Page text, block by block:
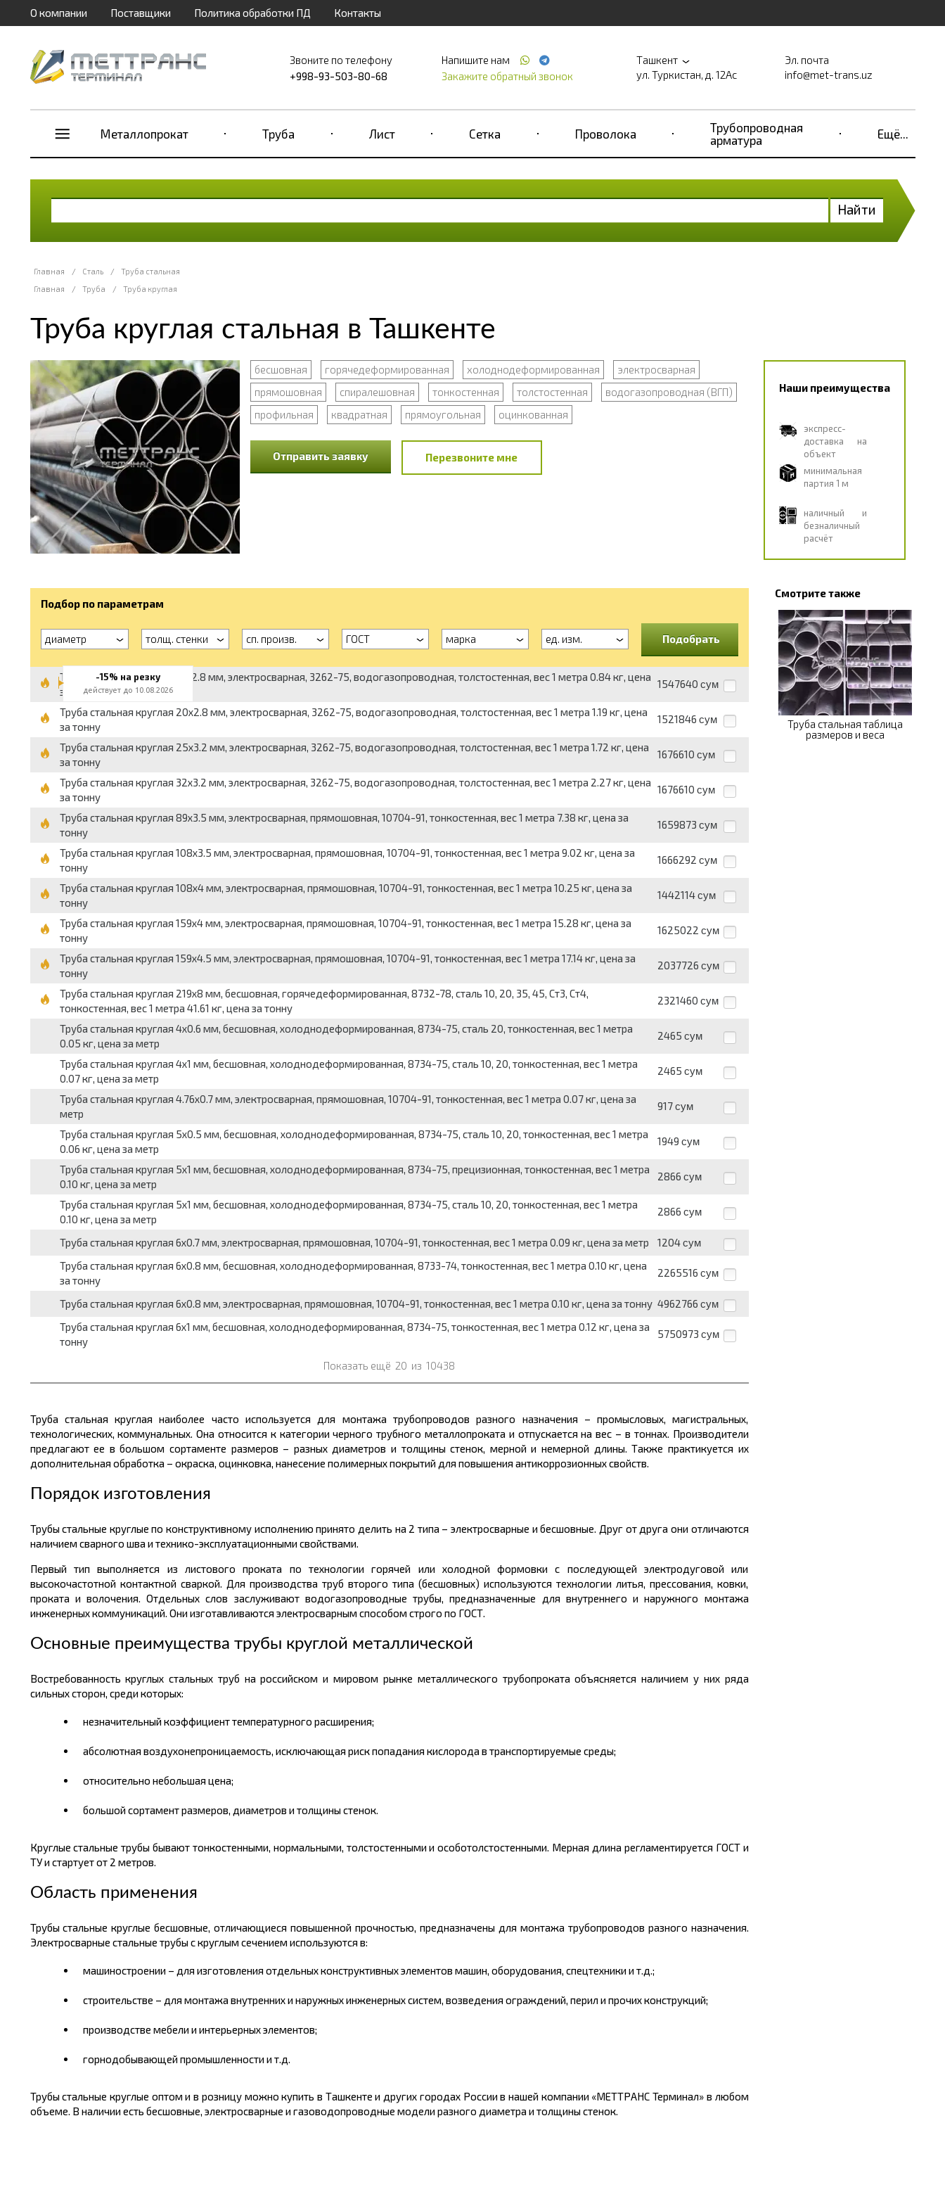
О компании Поставщики Политика обработки ПД Контакты
Звоните по телефону
+998-93-503-80-68
Напишите нам
Закажите обратный звонок
Ташкент
ул. Туркистан, д. 12Ас
Эл. почта
info@met-trans.uz
Металлопрокат Труба Лист Сетка Проволока
Трубопроводная
арматура
Ещё...
Найти
Главная / Сталь /
Труба стальная
Главная
/ Труба / Труба круглая
Труба круглая стальная в Ташкенте
бесшовная горячедеформированная холоднодеформированная
электросварная
прямошовная
спиралешовная тонкостенная толстостенная
водогазопроводная (ВГП)
профильная
квадратная прямоугольная оцинкованная
Отправить заявку Перезвоните мне
Наши преимущества
экспресс-
доставка на
объект
минимальная
партия 1 м
наличный и
безналичный
расчёт
Подбор по параметрам
диаметр толщ. стенки сп. произв. ГОСТ марка ед. изм. Подобрать
Труба стальная круглая 15x2.8 мм, электросварная, 3262-75, водогазопроводная, толстостенная, вес 1 метра 0.84 кг, цена
за тонну
1547640 сум
Труба стальная круглая 20x2.8 мм, электросварная, 3262-75, водогазопроводная, толстостенная, вес 1 метра 1.19 кг, цена
за тонну
1521846 сум
Труба стальная круглая 25x3.2 мм, электросварная, 3262-75, водогазопроводная, толстостенная, вес 1 метра 1.72 кг, цена
за тонну
1676610 сум
Труба стальная круглая 32x3.2 мм, электросварная, 3262-75, водогазопроводная, толстостенная, вес 1 метра 2.27 кг, цена
за тонну
1676610 сум
Труба стальная круглая 89x3.5 мм, электросварная, прямошовная, 10704-91, тонкостенная, вес 1 метра 7.38 кг, цена за
тонну
1659873 сум
Труба стальная круглая 108x3.5 мм, электросварная, прямошовная, 10704-91, тонкостенная, вес 1 метра 9.02 кг, цена за
тонну
1666292 сум
Труба стальная круглая 108x4 мм, электросварная, прямошовная, 10704-91, тонкостенная, вес 1 метра 10.25 кг, цена за
тонну
1442114 сум
Труба стальная круглая 159x4 мм, электросварная, прямошовная, 10704-91, тонкостенная, вес 1 метра 15.28 кг, цена за
тонну
1625022 сум
Труба стальная круглая 159x4.5 мм, электросварная, прямошовная, 10704-91, тонкостенная, вес 1 метра 17.14 кг, цена за
тонну
2037726 сум
Труба стальная круглая 219x8 мм, бесшовная, горячедеформированная, 8732-78, сталь 10, 20, 35, 45, Ст3, Ст4,
тонкостенная, вес 1 метра 41.61 кг, цена за тонну
2321460 сум
Труба стальная круглая 4x0.6 мм, бесшовная, холоднодеформированная, 8734-75, сталь 20, тонкостенная, вес 1 метра
0.05 кг, цена за метр
2465 сум
Труба стальная круглая 4x1 мм, бесшовная, холоднодеформированная, 8734-75, сталь 10, 20, тонкостенная, вес 1 метра
0.07 кг, цена за метр
2465 сум
Труба стальная круглая 4.76x0.7 мм, электросварная, прямошовная, 10704-91, тонкостенная, вес 1 метра 0.07 кг, цена за
метр
917 сум
Труба стальная круглая 5x0.5 мм, бесшовная, холоднодеформированная, 8734-75, сталь 10, 20, тонкостенная, вес 1 метра
0.06 кг, цена за метр
1949 сум
Труба стальная круглая 5x1 мм, бесшовная, холоднодеформированная, 8734-75, прецизионная, тонкостенная, вес 1 метра
0.10 кг, цена за метр
2866 сум
Труба стальная круглая 5x1 мм, бесшовная, холоднодеформированная, 8734-75, сталь 10, 20, тонкостенная, вес 1 метра
0.10 кг, цена за метр
2866 сум
Труба стальная круглая 6x0.7 мм, электросварная, прямошовная, 10704-91, тонкостенная, вес 1 метра 0.09 кг, цена за метр 1204 сум
Труба стальная круглая 6x0.8 мм, бесшовная, холоднодеформированная, 8733-74, тонкостенная, вес 1 метра 0.10 кг, цена
за тонну
2265516 сум
Труба стальная круглая 6x0.8 мм, электросварная, прямошовная, 10704-91, тонкостенная, вес 1 метра 0.10 кг, цена за тонну 4962766 сум
Труба стальная круглая 6x1 мм, бесшовная, холоднодеформированная, 8734-75, тонкостенная, вес 1 метра 0.12 кг, цена за
тонну
5750973 сум
Показать ещё 20 из 10438
Труба стальная круглая наиболее часто используется для монтажа трубопроводов разного назначения – промысловых, магистральных,
технологических, коммунальных. Она относится к категории черного трубного металлопроката и отпускается навес – в тоннах. Производители
предлагают ее в большом сортаменте размеров – разных диаметров и толщины стенок, мерной и немерной длины. Также практикуется их
дополнительная обработка – окраска, оцинковка, нанесение полимерных покрытий для повышения антикоррозионных свойств.
Порядок изготовления
Трубы стальные круглые по конструктивному исполнению принято делить на 2 типа – электросварные и бесшовные. Друг от друга они отличаются
наличием сварного шва и технико-эксплуатационными свойствами.
Первый тип выполняется из листового проката по технологии горячей или холодной формовки с последующей электродуговой или
высокочастотной контактной сваркой. Для производства труб второго типа (бесшовных) используются технологии литья, прессования, ковки,
проката и волочения. Отдельных слов заслуживают водогазопроводные трубы, предназначенные для внутреннего и наружного монтажа
инженерных коммуникаций. Они изготавливаются электросварным способом строго по ГОСТ.
Основные преимущества трубы круглой металлической
Востребованность круглых стальных труб на российском и мировом рынке металлического трубопроката объясняется наличием у них ряда
сильных сторон, среди которых:
незначительный коэффициент температурного расширения;
абсолютная воздухонепроницаемость, исключающая риск попадания кислорода в транспортируемые среды;
относительно небольшая цена;
большой сортамент размеров, диаметров и толщины стенок.
Круглые стальные трубы бывают тонкостенными, нормальными, толстостенными иособотолстостенными. Мерная длина регламентируется ГОСТ и
ТУ и стартует от 2 метров.
Область применения
Трубы стальные круглые бесшовные, отличающиеся повышенной прочностью, предназначены для монтажа трубопроводов разного назначения.
Электросварные стальные трубы с круглым сечением используются в:
машиностроении – для изготовления отдельных конструктивных элементов машин, оборудования, спецтехники и т.д.;
строительстве – для монтажа внутренних и наружных инженерных систем, возведения ограждений, перил и прочих конструкций;
производстве мебели и интерьерных элементов;
горнодобывающей промышленности и т.д.
Трубы стальные круглые оптом и в розницу можнокупить в Ташкенте и других городах России в нашей компании «МЕТТРАНС Терминал» в любом
объеме. В наличии есть бесшовные, электросварные и газоводопроводные модели разного диаметра и толщины стенок.
Смотрите также
Труба стальная таблица
размеров и веса
-15% на резку
действует до 10.08.2026